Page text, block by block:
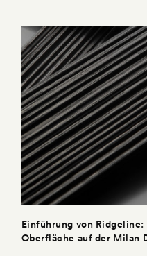
Einführung von
Oberfläche auf der Milan